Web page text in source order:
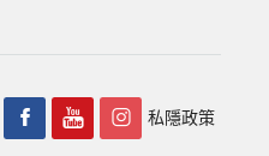
私隱政策